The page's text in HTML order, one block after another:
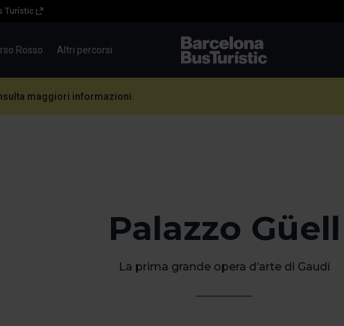
Turístic
Rosso Altri percorsi
maggiori informazioni.
Palazzo Güell
La prima grande opera d’arte di Gaudí